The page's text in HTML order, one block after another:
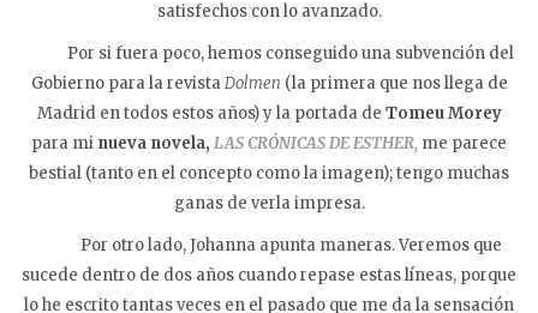
satisfechos con lo avanzado.
Por si fuera poco, hemos conseguido una subvención del
Gobierno para la revistaDolmen (la primera que nos llega de
Madrid en todos estos años) y la portada de Tomeu Morey
para mi nueva novela, LAS CRÓNICAS DE ESTHER, me parece
bestial (tanto en el concepto como la imagen); tengo muchas
ganas de verla impresa.
Por otro lado, Johanna apunta maneras. Veremos que
sucede dentro de dos años cuando repase estas líneas, porque
lo he escrito tantas veces en el pasado que me da la sensación